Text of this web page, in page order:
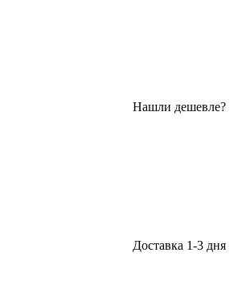
Нашли дешевле?
Доставка 1-3 дня